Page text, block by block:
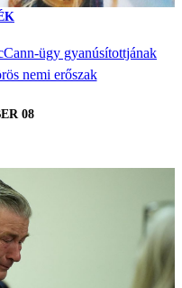
ügy gyanúsítottjának
nemi erőszak
08